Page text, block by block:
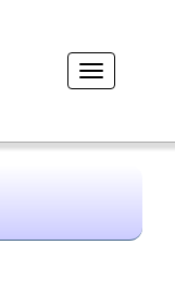
Desplegar
navegación